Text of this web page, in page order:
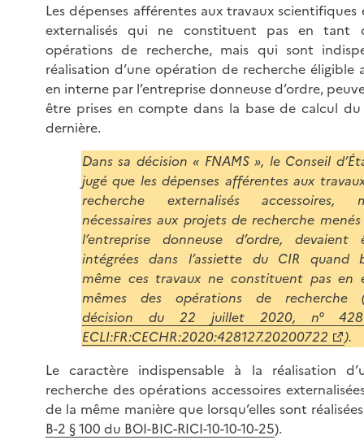
Les dépenses afférentes aux travaux
externalisés qui ne constituent pas en tant
opérations de recherche, mais qui sont
réalisation d’une opération de recherche éligible
en interne par l’entreprise donneuse d’ordre,
être prises en compte dans la base de calcul
dernière.
Dans sa décision « FNAMS », le Conseil
jugé que les dépenses afférentes aux
recherche externalisés accessoires,
nécessaires aux projets de recherche
l’entreprise donneuse d’ordre, devaient
intégrées dans l’assiette du CIR quand
même ces travaux ne constituent pas en
mêmes des opérations de recherche
décision du 22 juillet 2020, n°
ECLI:FR:CECHR:2020:428127.20200722
).
Le caractère indispensable à la réalisation
recherche des opérations accessoires
de la même manière que lorsqu’elles sont
B-2 § 100 du BOI-BIC-RICI-10-10-10-25).